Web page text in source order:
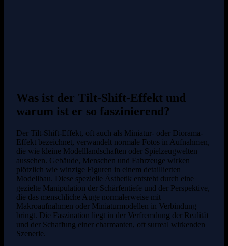
Was ist der Tilt-Shift-Effekt und
warum ist er so faszinierend?
Der Tilt-Shift-Effekt, oft auch als Miniatur- oder Diorama-
Effekt bezeichnet, verwandelt normale Fotos in Aufnahmen,
die wie kleine Modelllandschaften oder Spielzeugwelten
aussehen. Gebäude, Menschen und Fahrzeuge wirken
plötzlich wie winzige Figuren in einem detaillierten
Modellbau. Diese spezielle Ästhetik entsteht durch eine
gezielte Manipulation der Schärfentiefe und der Perspektive,
die das menschliche Auge normalerweise mit
Makroaufnahmen oder Miniaturmodellen in Verbindung
bringt. Die Faszination liegt in der Verfremdung der Realität
und der Schaffung einer charmanten, oft surreal wirkenden
Szenerie.